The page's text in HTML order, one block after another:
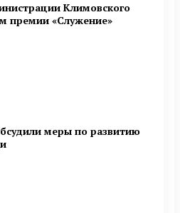
Климовского
премии «Служение»
меры по развитию